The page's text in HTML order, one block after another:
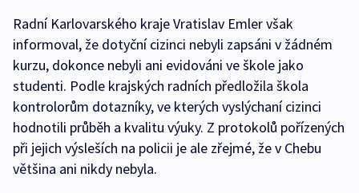
Radní Karlovarského kraje Vratislav Emler však
informoval, že dotyční cizinci nebyli zapsáni v žádném
kurzu, dokonce nebyli ani evidováni ve škole jako
studenti. Podle krajských radních předložila škola
kontrolorům dotazníky, ve kterých vyslýchaní cizinci
hodnotili průběh a kvalitu výuky. Z protokolů pořízených
při jejich výsleších na policii je ale zřejmé, že v Chebu
většina ani nikdy nebyla.